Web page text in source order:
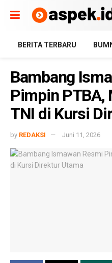
BERITA TERBARU
Bambang
Pimpin PTBA,
TNI di Kursi
by REDAKSI Juni 11, 2026